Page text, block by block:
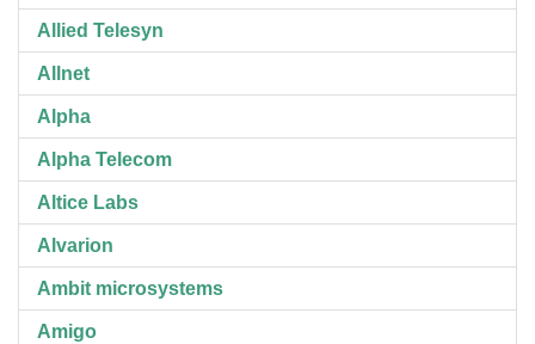
Allied Telesyn
Allnet
Alpha
Alpha Telecom
Altice Labs
Alvarion
Ambit microsystems
Amigo